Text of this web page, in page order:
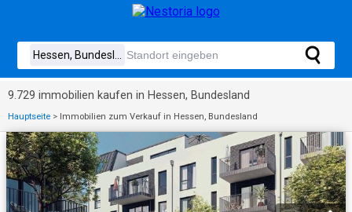
9.729 immobilien kaufen in Hessen, Bundesland
Hauptseite > Immobilien zum Verkauf in Hessen, Bundesland